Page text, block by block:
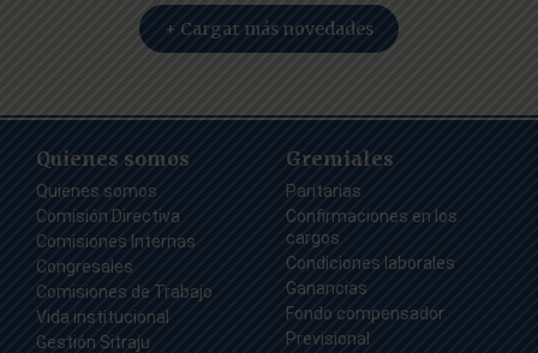
+ Cargar más novedades
Quienes somos
Quienes somos
Comisión Directiva
Comisiones Internas
Congresales
Comisiones de Trabajo
Vida institucional
Gestión Sitraju
Gremiales
Paritarias
Confirmaciones en los
cargos
Condiciones laborales
Ganancias
Fondo compensador
Previsional